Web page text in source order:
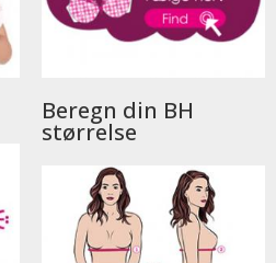
Beregn din BH
størrelse